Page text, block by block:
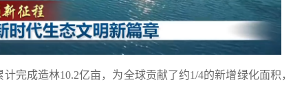
成造林10.2亿亩，为全球贡献了约1/4的新增绿化面积，